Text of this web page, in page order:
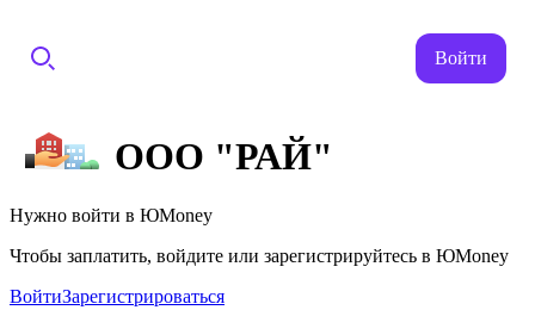
Войти
ООО "РАЙ"
Нужно войти в ЮMoney
Чтобы заплатить, войдите или зарегистрируйтесь в ЮMoney
ВойтиЗарегистрироваться